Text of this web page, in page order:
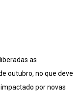
as
outubro, no que deve
por novas